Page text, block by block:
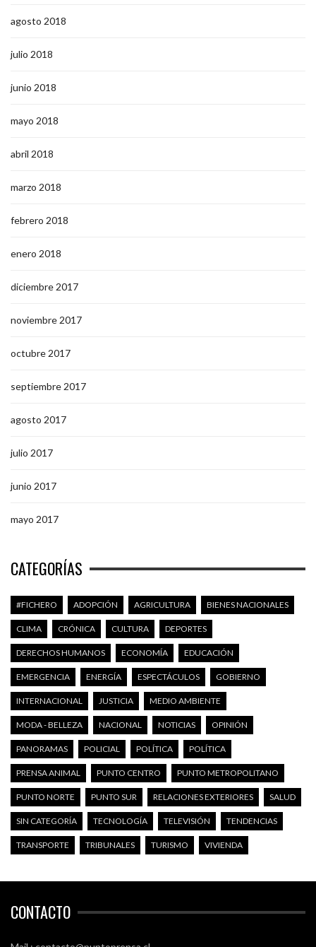
agosto 2018
julio 2018
junio 2018
mayo 2018
abril 2018
marzo 2018
febrero 2018
enero 2018
diciembre 2017
noviembre 2017
octubre 2017
septiembre 2017
agosto 2017
julio 2017
junio 2017
mayo 2017
CATEGORÍAS
#FICHERO ADOPCIÓN AGRICULTURA BIENES NACIONALES
CLIMA CRÓNICA CULTURA DEPORTES
DERECHOS HUMANOS ECONOMÍA EDUCACIÓN
EMERGENCIA ENERGÍA ESPECTÁCULOS GOBIERNO
INTERNACIONAL JUSTICIA MEDIO AMBIENTE
MODA - BELLEZA NACIONAL NOTICIAS OPINIÓN
PANORAMAS POLICIAL POLÍTICA POLÍTICA
PRENSA ANIMAL PUNTO CENTRO PUNTO METROPOLITANO
PUNTO NORTE PUNTO SUR RELACIONES EXTERIORES SALUD
SIN CATEGORÍA TECNOLOGÍA TELEVISIÓN TENDENCIAS
TRANSPORTE TRIBUNALES TURISMO VIVIENDA
CONTACTO